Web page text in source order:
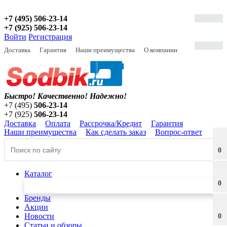
+7 (495) 506-23-14
+7 (925) 506-23-14
Войти Регистрация
Доставка Гарантия Наши преимущества О компании
0
0
0
Быстро! Качественно! Надежно!
+7 (495) 506-23-14
+7 (925) 506-23-14
Доставка
Оплата Рассрочка/Кредит
Гарантия
Наши преимущества
Как сделать заказ Вопрос-ответ
Каталог
Бренды
Акции
Новости
Статьи и обзоры